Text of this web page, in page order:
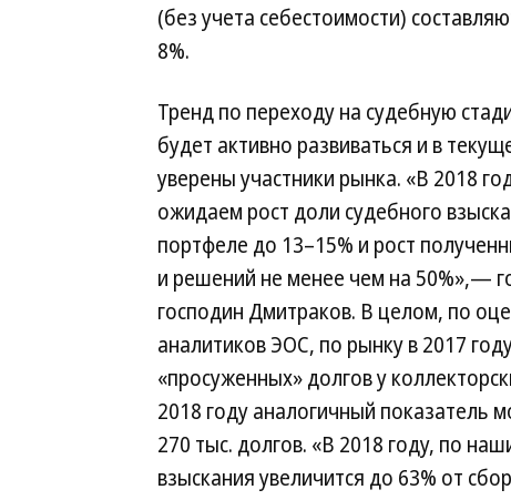
(без учета себестоимости)
8%.
Тренд по переходу на судебную
будет активно развиваться и в
уверены участники рынка. «В 2018
ожидаем рост доли судебного
портфеле до 13–15% и рост
и решений не менее чем на 50%»,—
господин Дмитраков. В целом, по
аналитиков ЭОС, по рынку в 2017
«просуженных» долгов у
2018 году аналогичный показатель
270 тыс. долгов. «В 2018 году, по
взыскания увеличится до 63% от